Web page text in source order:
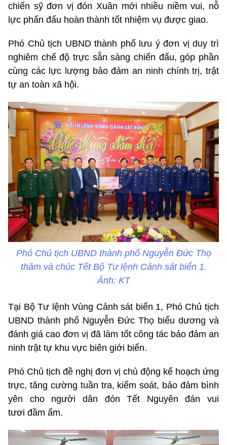
chiến sỹ đơn vị đón Xuân mới nhiều niềm vui, nỗ
lực phấn đấu hoàn thành tốt nhiệm vụ được giao.
Phó Chủ tịch UBND thành phố lưu ý đơn vị duy trì
nghiêm chế độ trực sẵn sàng chiến đấu, góp phần
cùng các lực lượng bảo đảm an ninh chính trị, trật
tự an toàn xã hội.
Phó Chủ tịch UBND thành phố Nguyễn Đức Thọ
thăm và chúc Tết Bộ Tư lệnh Cảnh sát biển 1.
Ảnh: KT
Tại Bộ Tư lệnh Vùng Cảnh sát biển 1, Phó Chủ tịch
UBND thành phố Nguyễn Đức Thọ biểu dương và
đánh giá cao đơn vị đã làm tốt công tác bảo đảm an
ninh trật tự khu vực biên giới biển.
Phó Chủ tịch đề nghị đơn vị chủ động kế hoạch ứng
trực, tăng cường tuần tra, kiểm soát, bảo đảm bình
yên cho người dân đón Tết Nguyên đán vui
tươi đầm ấm.